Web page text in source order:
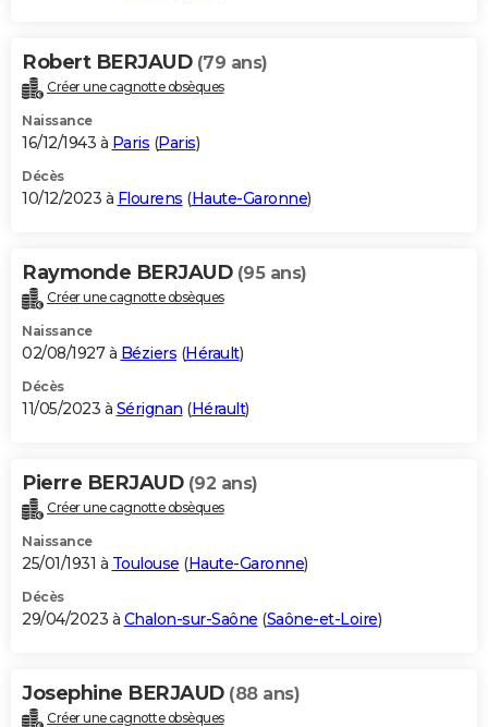
Robert BERJAUD (79 ans)
Créer une cagnotte obsèques
Naissance
16/12/1943 à Paris (Paris)
Décès
10/12/2023 à Flourens (Haute-Garonne)
Raymonde BERJAUD (95 ans)
Créer une cagnotte obsèques
Naissance
02/08/1927 à Béziers (Hérault)
Décès
11/05/2023 à Sérignan (Hérault)
Pierre BERJAUD (92 ans)
Créer une cagnotte obsèques
Naissance
25/01/1931 à Toulouse (Haute-Garonne)
Décès
29/04/2023 à Chalon-sur-Saône (Saône-et-Loire)
Josephine BERJAUD (88 ans)
Créer une cagnotte obsèques